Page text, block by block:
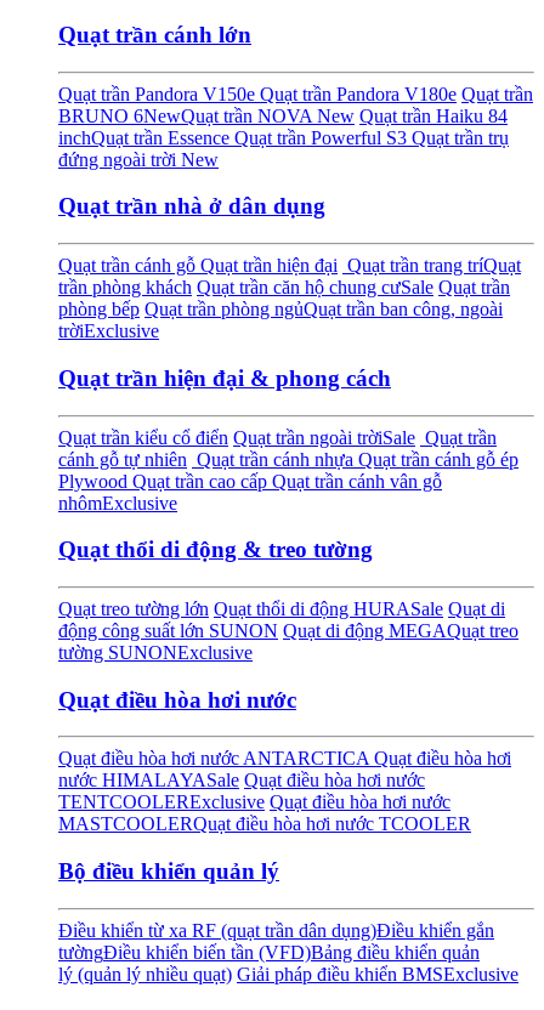
Quạt trần cánh lớn
Quạt trần Pandora V150e Quạt trần Pandora V180e Quạt trần
BRUNO 6NewQuạt trần NOVA New Quạt trần Haiku 84
inchQuạt trần Essence Quạt trần Powerful S3 Quạt trần trụ
đứng ngoài trời New
Quạt trần nhà ở dân dụng
Quạt trần cánh gỗ Quạt trần hiện đại Quạt trần trang tríQuạt
trần phòng khách Quạt trần căn hộ chung cưSale Quạt trần
phòng bếp Quạt trần phòng ngủQuạt trần ban công, ngoài
trờiExclusive
Quạt trần hiện đại & phong cách
Quạt trần kiểu cổ điển Quạt trần ngoài trờiSale Quạt trần
cánh gỗ tự nhiên Quạt trần cánh nhựa Quạt trần cánh gỗ ép
Plywood Quạt trần cao cấp Quạt trần cánh vân gỗ
nhômExclusive
Quạt thổi di động & treo tường
Quạt treo tường lớn Quạt thổi di động HURASale Quạt di
động công suất lớn SUNON Quạt di động MEGAQuạt treo
tường SUNONExclusive
Quạt điều hòa hơi nước
Quạt điều hòa hơi nước ANTARCTICA Quạt điều hòa hơi
nước HIMALAYASale Quạt điều hòa hơi nước
TENTCOOLERExclusive Quạt điều hòa hơi nước
MASTCOOLERQuạt điều hòa hơi nước TCOOLER
Bộ điều khiển quản lý
Điều khiển từ xa RF (quạt trần dân dụng)Điều khiển gắn
tườngĐiều khiển biến tần (VFD)Bảng điều khiển quản
lý (quản lý nhiều quạt) Giải pháp điều khiển BMSExclusive